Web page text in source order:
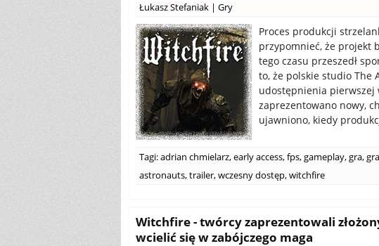
Łukasz Stefaniak | Gry
Proces produkcji
przypomnieć, że projekt
tego czasu przeszedł
to, że polskie studio The
udostępnienia pierwszej
zaprezentowano nowy,
ujawniono, kiedy
Tagi:adrian chmielarz,early access,fps,gameplay,gra,
astronauts,trailer,wczesny dostęp,witchfire
Witchfire - twórcy zaprezentowali
wcielić się w zabójczego maga